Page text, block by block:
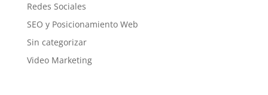
Redes Sociales
SEO y Posicionamiento Web
Sin categorizar
Video Marketing